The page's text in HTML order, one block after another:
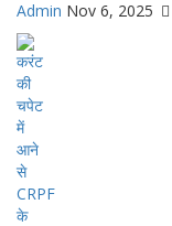
Admin Nov 6, 2025